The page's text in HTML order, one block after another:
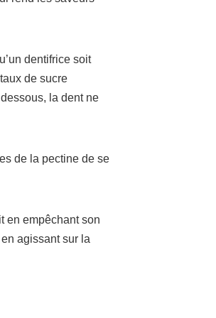
dentifrice soit
de sucre
la dent ne
de la pectine de se
en empêchant son
agissant sur la